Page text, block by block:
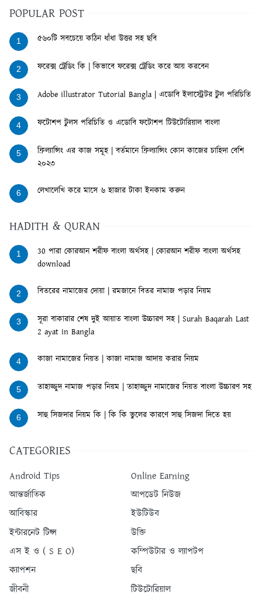
POPULAR POST
1 ৫৬০টি সবচেয়ে কঠিন ধাঁধা উত্তর সহ ছবি
2 ফরেক্স ট্রেডিং কি | কিভাবে ফরেক্স ট্রেডিং করে আয় করবেন
3 Adobe illustrator Tutorial Bangla | এডোবি ইলাস্ট্রেটর টুল পরিচিতি
4 ফটোশপ টুলস পরিচিতি ও এডোবি ফটোশপ টিউটোরিয়াল বাংলা
5
ফ্রিল্যান্সিং এর কাজ সমূহ | বর্তমানে ফ্রিল্যান্সিং কোন কাজের চাহিদা বেশি
২০২৩
6 লেখালেখি করে মাসে ৬ হাজার টাকা ইনকাম করুন
HADITH & QURAN
1
30 পারা কোরআন শরীফ বাংলা অর্থসহ | কোরআন শরীফ বাংলা অর্থসহ
download
2 বিতরের নামাজের দোয়া | রমজানে বিতর নামাজ পড়ার নিয়ম
3
সূরা বাকারার শেষ দুই আয়াত বাংলা উচ্চারণ সহ | Surah Baqarah Last
2 ayat in Bangla
4 কাজা নামাজের নিয়ত | কাজা নামাজ আদায় করার নিয়ম
5 তাহাজ্জুদ নামাজ পড়ার নিয়ম | তাহাজ্জুদ নামাজের নিয়ত বাংলা উচ্চারণ সহ
6 সাহু সিজদার নিয়ম কি | কি কি ভুলের কারণে সাহু সিজদা দিতে হয়
CATEGORIES
Android Tips
Online Earning
আন্তর্জাতিক
আপডেট নিউজ
আবিস্কার
ইউটিউব
ইন্টারনেট টিপ্স
উক্তি
এস ই ও ( S E O)
কম্পিউটার ও ল্যাপটপ
ক্যাপশন
ছবি
জীবনী
টিউটোরিয়াল